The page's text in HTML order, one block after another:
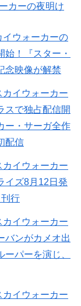
カーの夜明け
イウォーカーの
始！『スター・
念映像が解禁
カイウォーカー
スで独占配信開
ー・サーガ全作
配信
カイウォーカー
イズ8月12日発
行
カイウォーカー
バンがカメオ出
パーを演じ、
カイウォーカー